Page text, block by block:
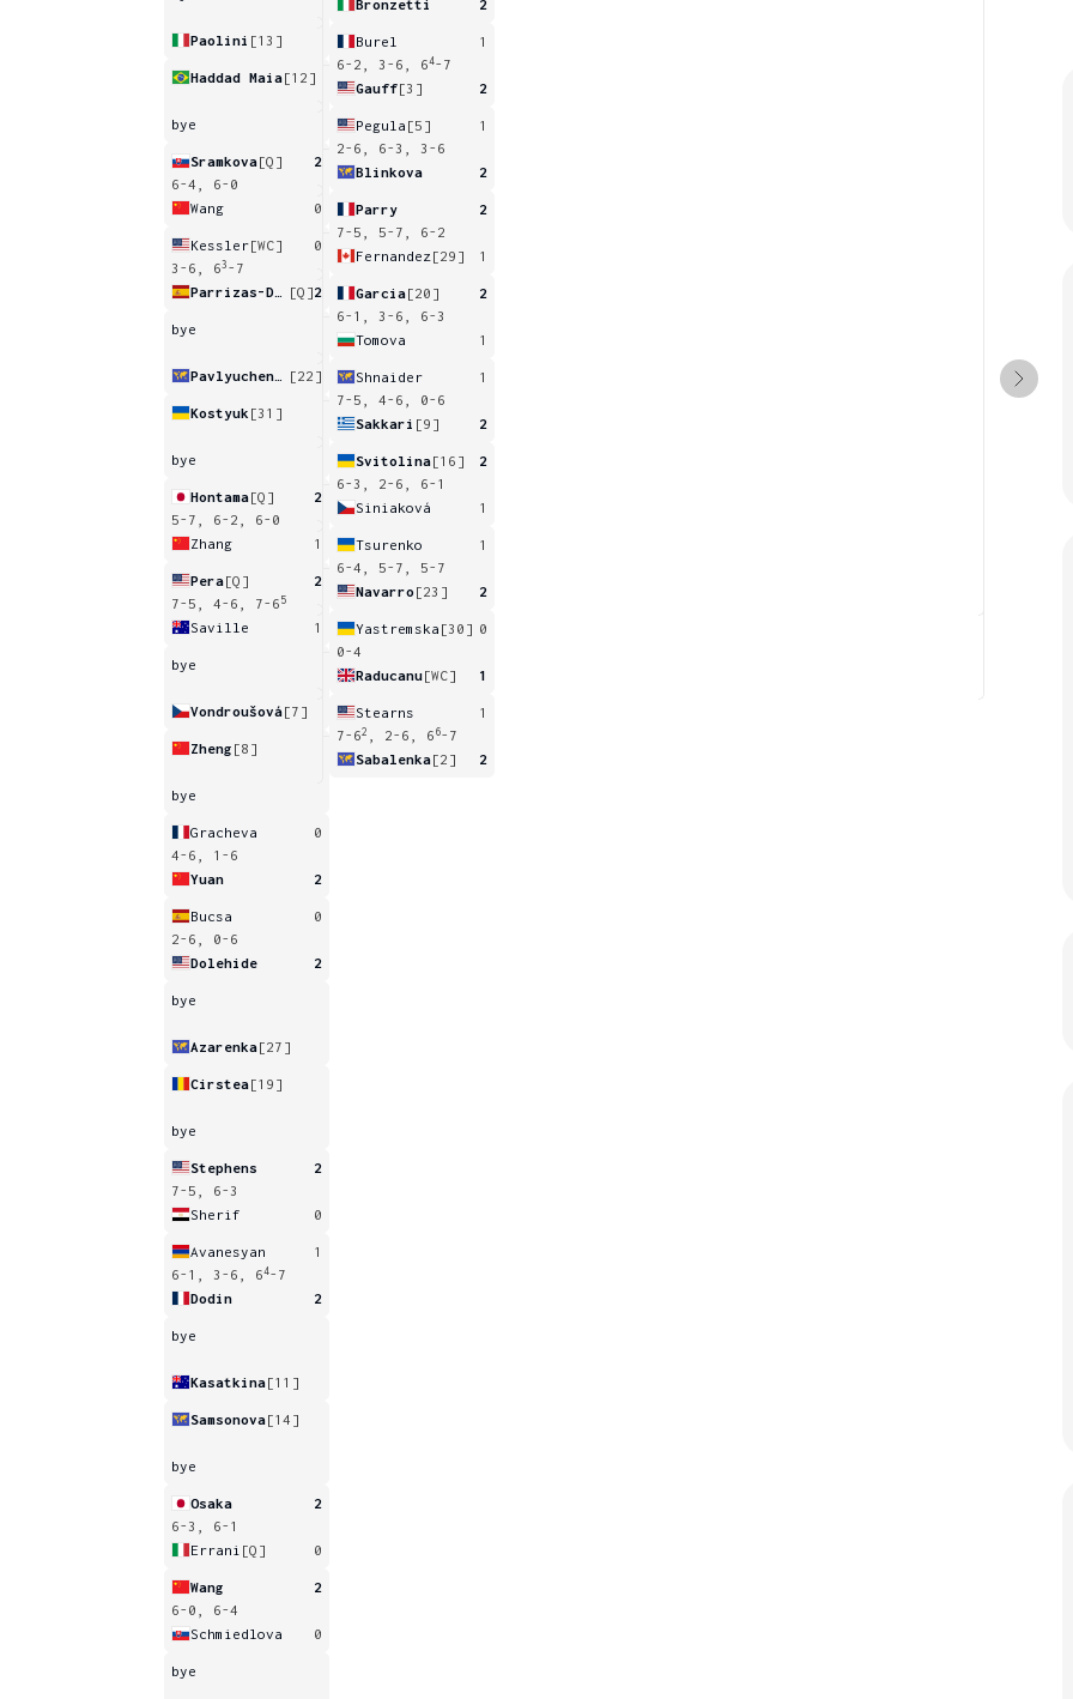
Paolini [13]
Haddad Maia[12]
bye
Sramkova[Q]
2
6-4, 6-0
Wang
0
Kessler[WC]
0
3-6, 63 -7
[Q]2
bye
[22]
Kostyuk [31]
bye
Hontama[Q]
2
5-7, 6-2, 6-0
Zhang
1
Pera[Q]
2
7-5, 4-6, 7-6 5
Saville 1
bye
Vondroušová[7]
Zheng [8]
bye
Gracheva
0
4-6, 1-6
Yuan
2
Bucsa
0
2-6, 0-6
Dolehide
2
bye
Azarenka[27]
Cirstea[19]
bye
Stephens
2
7-5, 6-3
Sherif
0
Avanesyan
1
6-1, 3-6, 64-7
Dodin
2
bye
Kasatkina[11]
Samsonova[14]
bye
Osaka
2
6-3, 6-1
Errani [Q] 0
Wang
2
6-0, 6-4
Schmiedlova
0
bye
Bronzetti
2
Burel
1
6-2, 3-6, 64-7
Gauff[3] 2
Pegula [5]
1
2-6, 6-3, 3-6
Blinkova
2
Parry
2
7-5, 5-7, 6-2
Fernandez [29] 1
Garcia[20]
2
6-1, 3-6, 6-3
Tomova
1
Shnaider
1
7-5, 4-6, 0-6
Sakkari [9] 2
Svitolina[16]
2
6-3, 2-6, 6-1
Siniaková
1
Tsurenko
1
6-4, 5-7, 5-7
Navarro [23] 2
Yastremska [30] 0
0-4
Raducanu[WC] 1
Stearns
1
7-62 , 2-6, 6 6-7
Sabalenka[2] 2